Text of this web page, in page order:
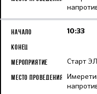
10:33
Старт